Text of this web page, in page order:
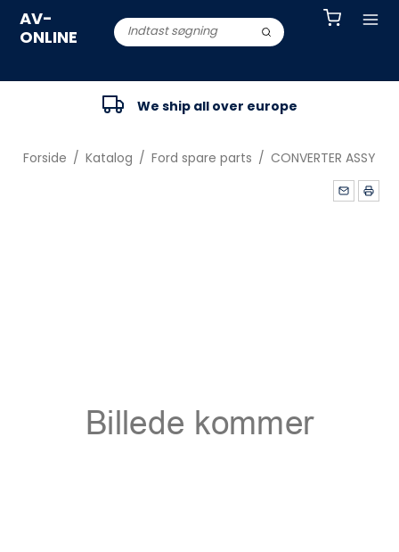
AV-
ONLINE
We ship all over europe
Forside / Katalog / Ford spare parts / CONVERTER ASSY